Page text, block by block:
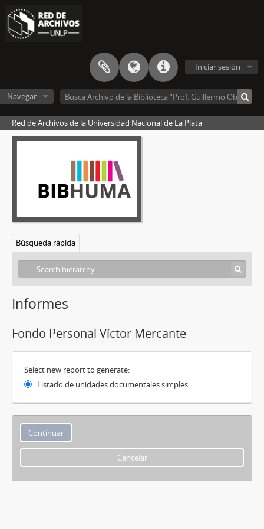
Iniciar sesión
Navegar
Red de Archivos de la Universidad Nacional de La Plata
Búsqueda rápida
Informes
Fondo Personal Víctor Mercante
Select new report to generate:
Listado de unidades documentales simples
Cancelar